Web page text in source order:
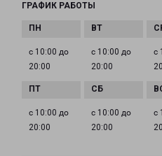
ГРАФИК РАБОТЫ
с 10:00 до
20:00
с 10:00 до
20:00
с
с 10:00 до
20:00
с 10:00 до
20:00
с